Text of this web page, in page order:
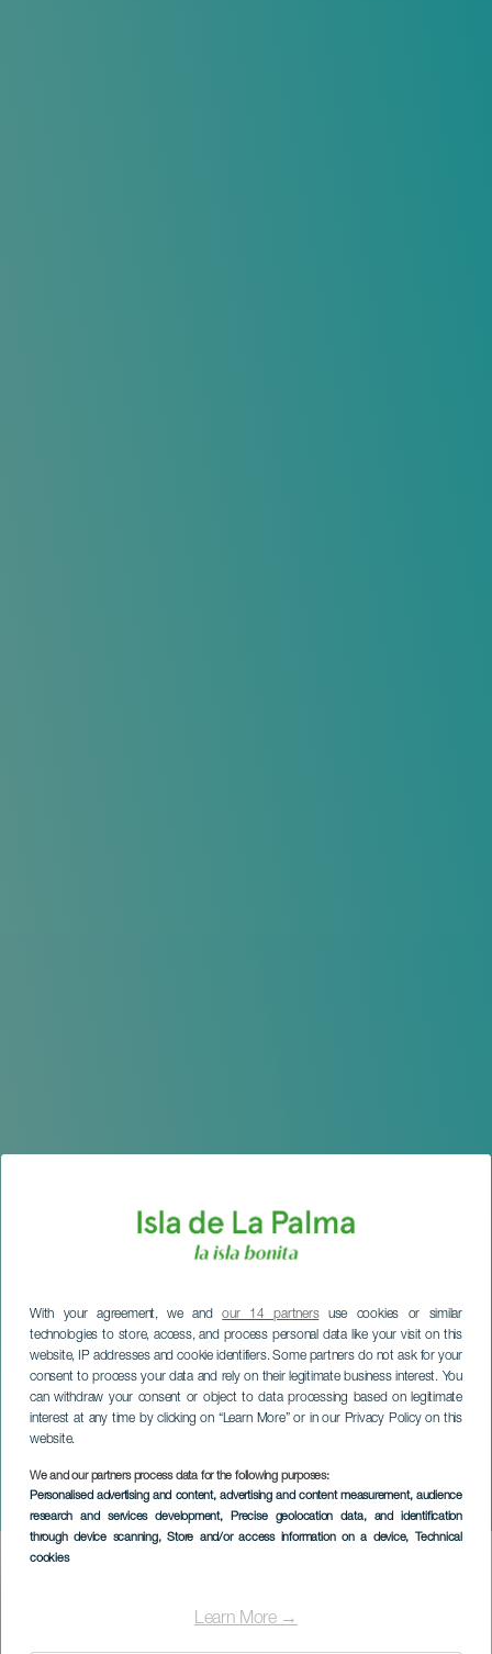
With your agreement, we andour 14 partnersuse cookies or similar
technologies to store, access, and process personal data like your visit on this
website, IP addresses and cookie identifiers. Some partners do not ask for your
consent to process your data and rely on their legitimate business interest. You
can withdraw your consent or object to data processing based on legitimate
interest at any time by clicking on “Learn More” or in our Privacy Policy on this
website.
We and our partners process data for the following purposes:
Personalised advertising and content, advertising and content measurement, audience
research and services development, Precise geolocation data, and identification
through device scanning, Store and/or access information on a device, Technical
cookies
Learn More →
Santiago Auserón im
Konzert
Imagen